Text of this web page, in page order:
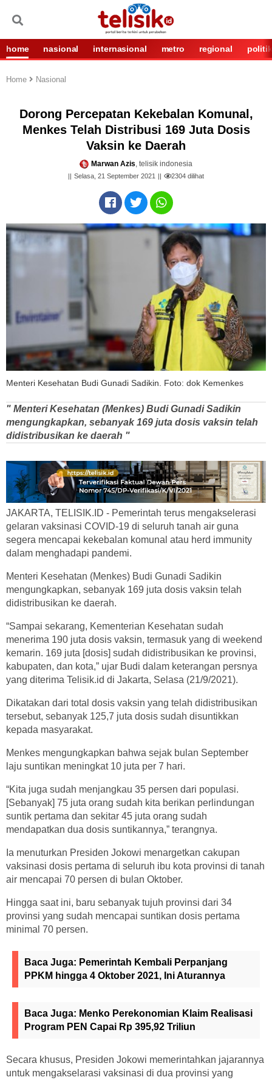
home nasional internasional metro regional politik
Home Nasional
Dorong Percepatan Kekebalan Komunal,
Menkes Telah Distribusi 169 Juta Dosis
Vaksin ke Daerah
Marwan Azis, telisik indonesia
Selasa, 21 September 2021 2304 dilihat
Menteri Kesehatan Budi Gunadi Sadikin. Foto: dok Kemenkes
" Menteri Kesehatan (Menkes) Budi Gunadi Sadikin
mengungkapkan, sebanyak 169 juta dosis vaksin telah
didistribusikan ke daerah "
JAKARTA, TELISIK.ID - Pemerintah terus mengakselerasi
gelaran vaksinasi COVID-19 di seluruh tanah air guna
segera mencapai kekebalan komunal atau herd immunity
dalam menghadapi pandemi.
Menteri Kesehatan (Menkes) Budi Gunadi Sadikin
mengungkapkan, sebanyak 169 juta dosis vaksin telah
didistribusikan ke daerah.
“Sampai sekarang, Kementerian Kesehatan sudah
menerima 190 juta dosis vaksin, termasuk yang di weekend
kemarin. 169 juta [dosis] sudah didistribusikan ke provinsi,
kabupaten, dan kota,” ujar Budi dalam keterangan persnya
yang diterima Telisik.id di Jakarta, Selasa (21/9/2021).
Dikatakan dari total dosis vaksin yang telah didistribusikan
tersebut, sebanyak 125,7 juta dosis sudah disuntikkan
kepada masyarakat.
Menkes mengungkapkan bahwa sejak bulan September
laju suntikan meningkat 10 juta per 7 hari.
“Kita juga sudah menjangkau 35 persen dari populasi.
[Sebanyak] 75 juta orang sudah kita berikan perlindungan
suntik pertama dan sekitar 45 juta orang sudah
mendapatkan dua dosis suntikannya,” terangnya.
Ia menuturkan Presiden Jokowi menargetkan cakupan
vaksinasi dosis pertama di seluruh ibu kota provinsi di tanah
air mencapai 70 persen di bulan Oktober.
Hingga saat ini, baru sebanyak tujuh provinsi dari 34
provinsi yang sudah mencapai suntikan dosis pertama
minimal 70 persen.
Baca Juga: Pemerintah Kembali Perpanjang
PPKM hingga 4 Oktober 2021, Ini Aturannya
Baca Juga: Menko Perekonomian Klaim Realisasi
Program PEN Capai Rp 395,92 Triliun
Secara khusus, Presiden Jokowi memerintahkan jajarannya
untuk mengakselarasi vaksinasi di dua provinsi yang